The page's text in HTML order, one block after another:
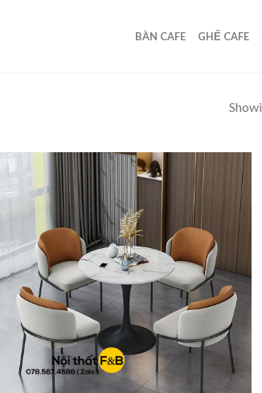
BÀN CAFE GHẾ CAFE